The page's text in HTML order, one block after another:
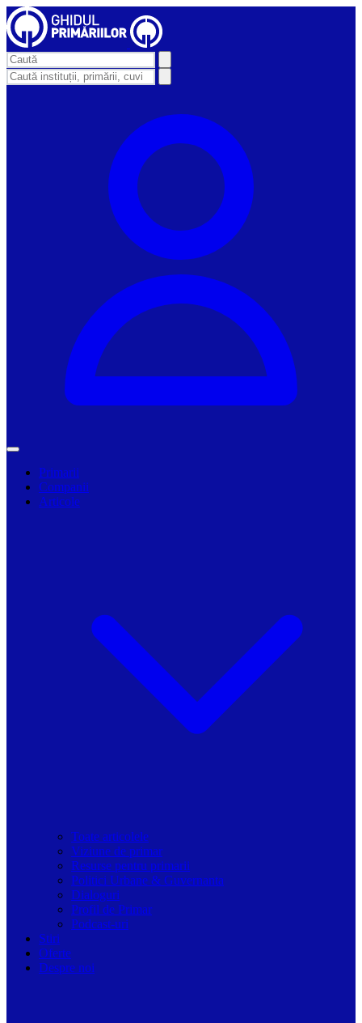
Primarii
Companii
Articole
Toate articolele
Viziune de primar
Resurse pentru primarii
Politici Urbane & Guvernanta
Dialoguri
Profil de Primar
Podcast-uri
Stiri
Oferte
Despre noi